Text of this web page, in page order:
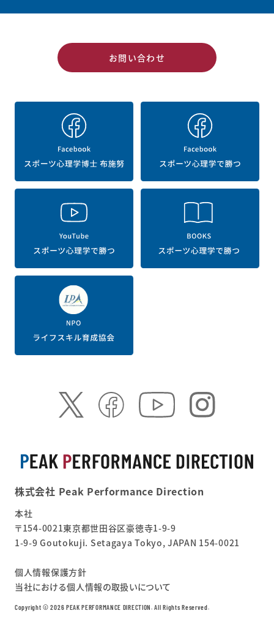
お問い合わせ
株式会社 Peak Performance Direction
本社
〒154-0021東京都世田谷区豪徳寺1-9-9
1-9-9 Goutokuji. Setagaya Tokyo, JAPAN 154-0021
個人情報保護方針
当社における個人情報の取扱いについて
Copyright ©︎ 2026 PEAK PERFORMANCE DIRECTION. All Rights Reserved.